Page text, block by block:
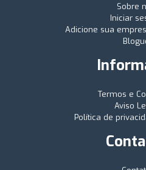
Sobre
Iniciar
Adicione sua
Termos e
Aviso
Política de